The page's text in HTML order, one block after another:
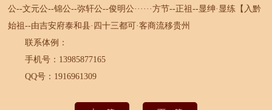
公--文元公--锦公--弥轩公--俊明公······方节--正祖--显绅·显练【入黔
始祖--由吉安府泰和县·四十三都可·客商流移贵州
联系体例：
手机号：13985877165
QQ号：1916961309